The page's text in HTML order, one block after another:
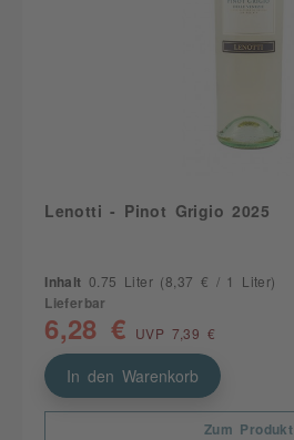
Lenotti - Pinot Grigio 2025
Inhalt 0.75 Liter (8,37 € / 1 Liter)
Lieferbar
6,28 € UVP 7,39 €
In den Warenkorb
Zum Produkt